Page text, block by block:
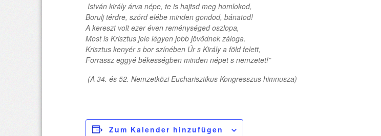
István király árva népe, te is hajtsd meg homlokod,
Borulj térdre, szórd elébe minden gondod, bánatod!
A kereszt volt ezer éven reménységed oszlopa,
Most is Krisztus jele légyen jobb jövődnek záloga.
Krisztus kenyér s bor színében Úr s Király a föld felett,
Forrassz eggyé békességben minden népet s nemzetet!”
(A 34. és 52. Nemzetközi Eucharisztikus Kongresszus himnusza)
Zum Kalender hinzufügen